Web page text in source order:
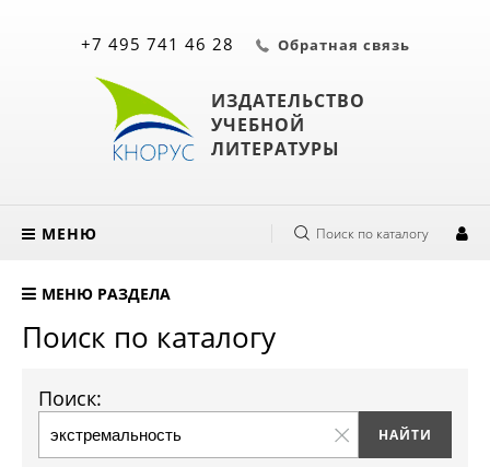
ИЗДАТЕЛЬСТВО
УЧЕБНОЙ
ЛИТЕРАТУРЫ
+7 495 741 46 28 Обратная связь
МЕНЮ Поиск по каталогу
МЕНЮ РАЗДЕЛА
Поиск по каталогу
Поиск: